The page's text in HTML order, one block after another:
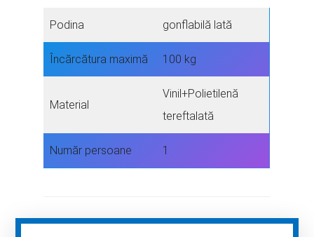
Podina gonflabilă lată
Încărcătura maximă 100 kg
Material
Vinil+Polietilenă
tereftalată
Număr persoane 1